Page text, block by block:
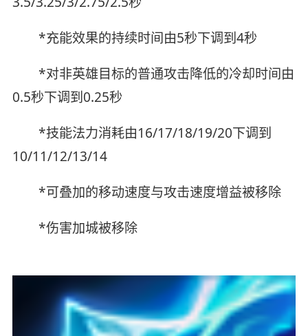
*充能效果的持续时间由5秒下调到4秒
*对非英雄目标的普通攻击降低的冷却时间由
0.5秒下调到0.25秒
*技能法力消耗由16/17/18/19/20下调到
10/11/12/13/14
*可叠加的移动速度与攻击速度增益被移除
*伤害加城被移除